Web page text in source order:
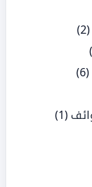
(2)
(6)
(1)